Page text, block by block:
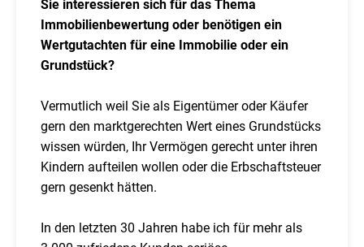
Sie interessieren sich für das Thema
Immobilienbewertung oder benötigen ein
Wertgutachten für eine Immobilie oder ein
Grundstück?
Vermutlich weil Sie als Eigentümer oder Käufer
gern den marktgerechten Wert eines Grundstücks
wissen würden, Ihr Vermögen gerecht unter ihren
Kindern aufteilen wollen oder die Erbschaftsteuer
gern gesenkt hätten.
In den letzten 30 Jahren habe ich für mehr als